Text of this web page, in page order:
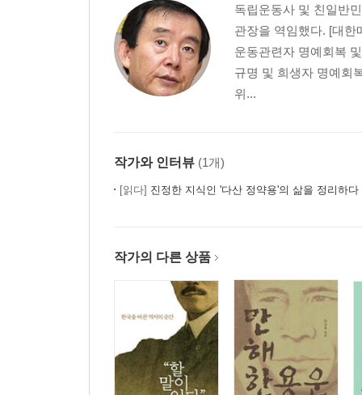
독립운동사 및 친일반
관장을 역임했다. [대
운동관련자 명예회복
규명 및 희생자 명예회
위...
작가와 인터뷰 (1개)
[읽다] 진정한 지식인 '다산 정약용'의 삶을 정리하다
작가의 다른 상품